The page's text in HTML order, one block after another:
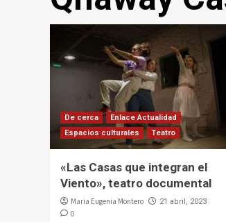
De cerca
Enlace Actualidad
Espacios culturales
Teatro
«Las Casas que integran el
Viento», teatro documental
Maria Eugenia Montero 21 abril, 2023
0